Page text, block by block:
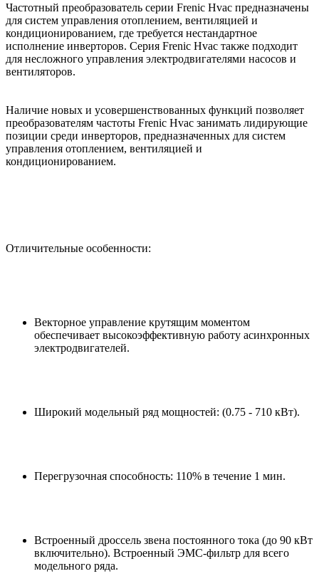
Частотный преобразователь серии Frenic Hvac предназначены
для систем управления отоплением, вентиляцией и
кондиционированием, где требуется нестандартное
исполнение инверторов. Серия Frenic Hvac также подходит
для несложного управления электродвигателями насосов и
вентиляторов.
Наличие новых и усовершенствованных функций позволяет
преобразователям частоты Frenic Hvac занимать лидирующие
позиции среди инверторов, предназначенных для систем
управления отоплением, вентиляцией и
кондиционированием.
Отличительные особенности:
Векторное управление крутящим моментом
обеспечивает высокоэффективную работу асинхронных
электродвигателей.
Широкий модельный ряд мощностей: (0.75 - 710 кВт).
Перегрузочная способность: 110% в течение 1 мин.
Встроенный дроссель звена постоянного тока (до 90 кВт
включительно). Встроенный ЭМС-фильтр для всего
модельного ряда.